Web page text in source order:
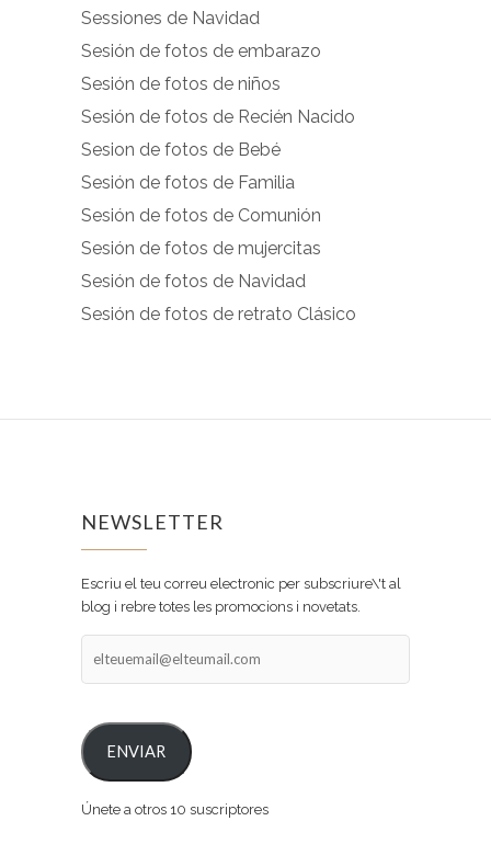
facebook.com
en
Facebook
instagram.com
en
Instagram
Sessiones de Navidad
Sesión de fotos de embarazo
Sesión de fotos de niños
Sesión de fotos de Recién Nacido
Sesion de fotos de Bebé
Sesión de fotos de Familia
Sesión de fotos de Comunión
Sesión de fotos de mujercitas
Sesión de fotos de Navidad
Sesión de fotos de retrato Clásico
NEWSLETTER
Escriu el teu correu electronic per subscriure\'t al
blog i rebre totes les promocions i novetats.
ENVIAR
Únete a otros 10 suscriptores